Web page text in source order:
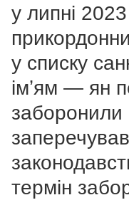
у липні
у списку
імʼям — ян
заборонили
термін